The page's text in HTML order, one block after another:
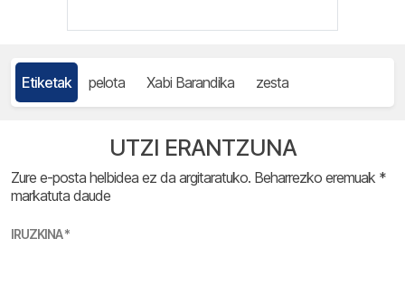
Etiketak pelota Xabi Barandika zesta
UTZI ERANTZUNA
Zure e-posta helbidea ez da argitaratuko. Beharrezko eremuak *
markatuta daude
IRUZKINA*